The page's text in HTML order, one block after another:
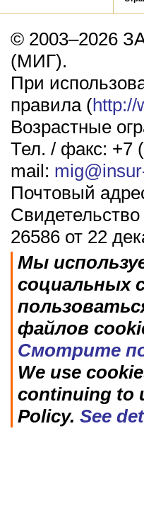
© 2003–2026
(МИГ).
При
правила (http://
Возрастные
Тел. / факс: +7
mail:
Почтовый
26586 от 22
Мы
социальных
файлов
Смотрите
We use
continuing to
Policy. See